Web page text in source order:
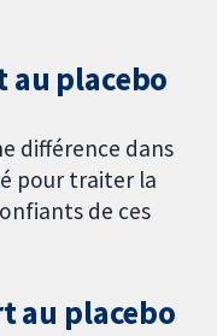
placebo
différence dans
pour traiter la
de ces
au placebo